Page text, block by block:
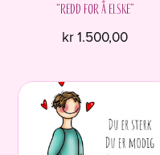
“Redd for å elske”
kr1.500,00